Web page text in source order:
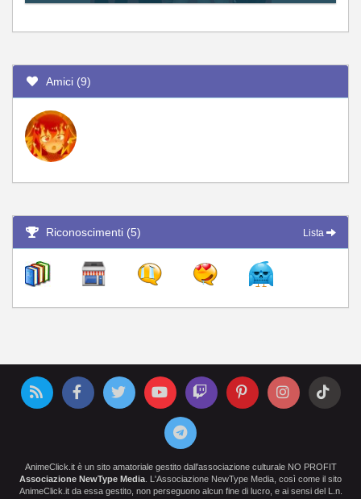
Amici (9)
Riconoscimenti (5) Lista
AnimeClick.it è un sito amatoriale gestito dall'associazione culturale NO PROFIT
Associazione NewType Media . L'Associazione NewType Media, così come il sito
AnimeClick.it da essa gestito, non perseguono alcun fine di lucro, e ai sensi del L.n.